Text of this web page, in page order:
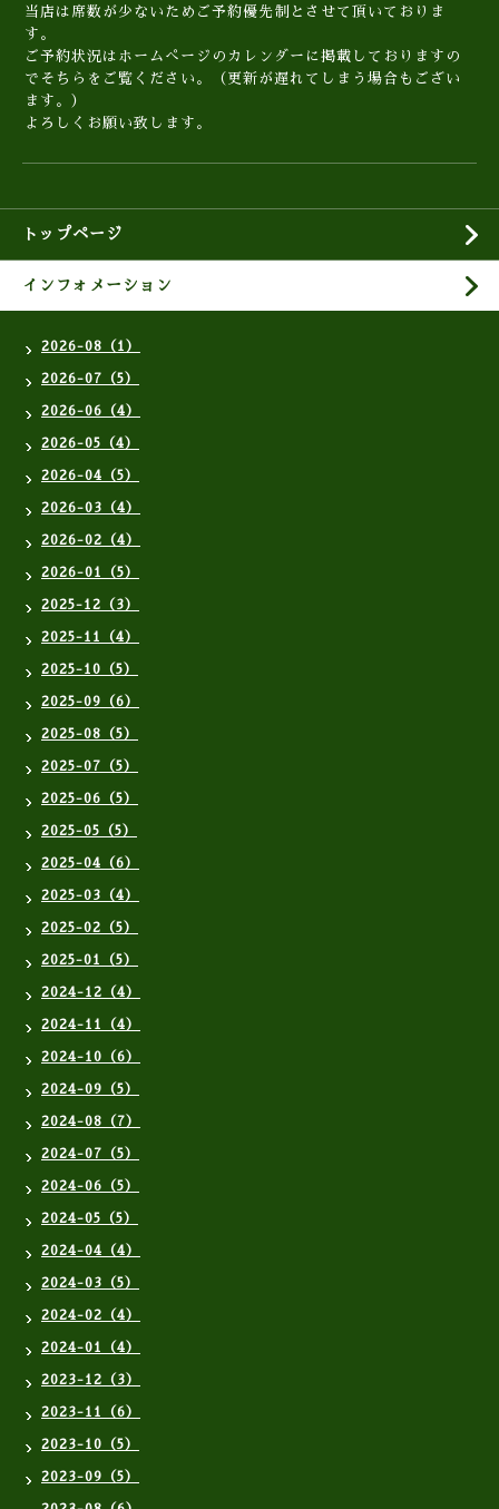
当店は席数が少ないためご予約優先制とさせて頂いておりま
す。
ご予約状況はホームぺージのカレンダーに掲載しておりますの
でそちらをご覧ください。（更新が遅れてしまう場合もござい
ます。）
よろしくお願い致します。
トップページ
インフォメーション
2026-08（1）
2026-07（5）
2026-06（4）
2026-05（4）
2026-04（5）
2026-03（4）
2026-02（4）
2026-01（5）
2025-12（3）
2025-11（4）
2025-10（5）
2025-09（6）
2025-08（5）
2025-07（5）
2025-06（5）
2025-05（5）
2025-04（6）
2025-03（4）
2025-02（5）
2025-01（5）
2024-12（4）
2024-11（4）
2024-10（6）
2024-09（5）
2024-08（7）
2024-07（5）
2024-06（5）
2024-05（5）
2024-04（4）
2024-03（5）
2024-02（4）
2024-01（4）
2023-12（3）
2023-11（6）
2023-10（5）
2023-09（5）